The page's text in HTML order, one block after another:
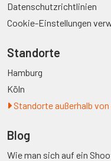
Datenschutzrichtlinien
Cookie-Einstellungen
Standorte
Hamburg
Köln
Standorte außerhalb
Blog
Wie man sich auf ein